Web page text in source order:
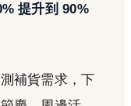
提升到 90%
補貨需求，下